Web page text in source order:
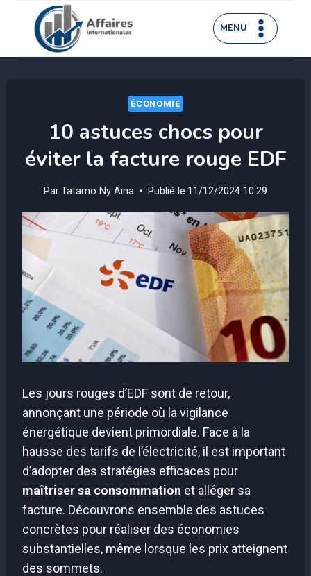
contenu
MENU
ÉCONOMIE
10 astuces chocs pour
éviter la facture rouge EDF
ParTatamo Ny Aina Publié le 11/12/2024 10:29
Les jours rouges d’EDF sont de retour,
annonçant une période où la vigilance
énergétique devient primordiale. Face à la
hausse des tarifs de l’électricité, il est important
d’adopter des stratégies efficaces pour
maîtriser sa consommation et alléger sa
facture. Découvrons ensemble des astuces
concrètes pour réaliser des économies
substantielles, même lorsque les prix atteignent
des sommets.